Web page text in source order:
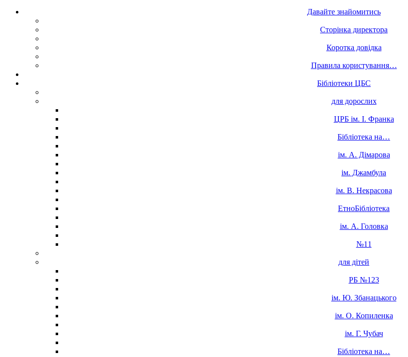
Давайте знайомитись
Сторінка директора
Коротка довідка
Правила користування…
Бібліотеки ЦБС
для дорослих
ЦРБ ім. І. Франка
Бібліотека на…
ім. А. Дімарова
ім. Джамбула
ім. В. Некрасова
ЕтноБібліотека
ім. А. Головка
№11
для дітей
РБ №123
ім. Ю. Збанацького
ім. О. Копиленка
ім. Г. Чубач
Бібліотека на…